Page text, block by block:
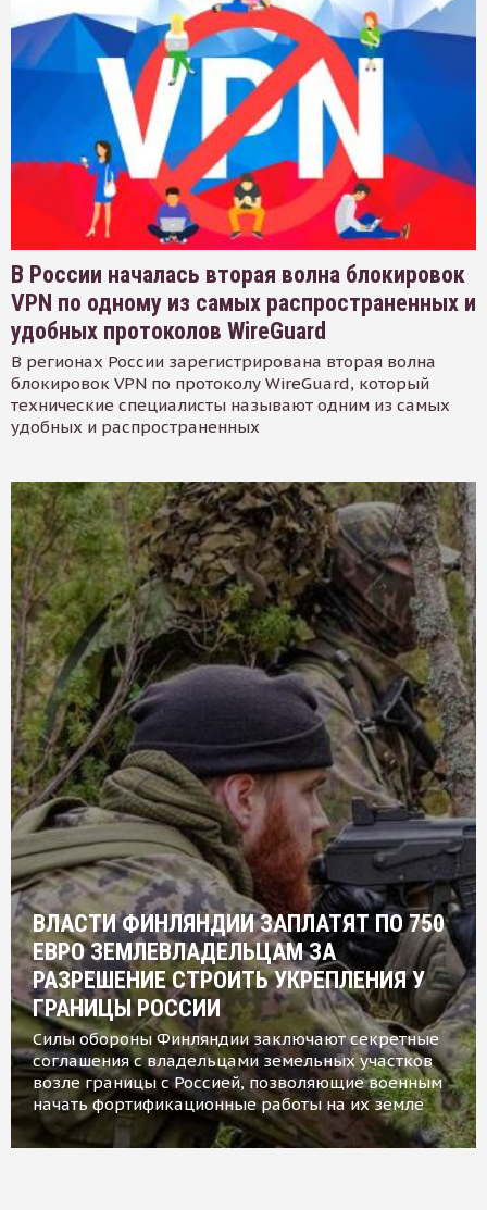
В России началась вторая волна блокировок
VPN по одному из самых распространенных и
удобных протоколов WireGuard
В регионах России зарегистрирована вторая волна
блокировок VPN по протоколу WireGuard, который
технические специалисты называют одним из самых
удобных и распространенных
ВЛАСТИ ФИНЛЯНДИИ ЗАПЛАТЯТ ПО 750
ЕВРО ЗЕМЛЕВЛАДЕЛЬЦАМ ЗА
РАЗРЕШЕНИЕ СТРОИТЬ УКРЕПЛЕНИЯ У
ГРАНИЦЫ РОССИИ
Силы обороны Финляндии заключают секретные
соглашения с владельцами земельных участков
возле границы с Россией, позволяющие военным
начать фортификационные работы на их земле